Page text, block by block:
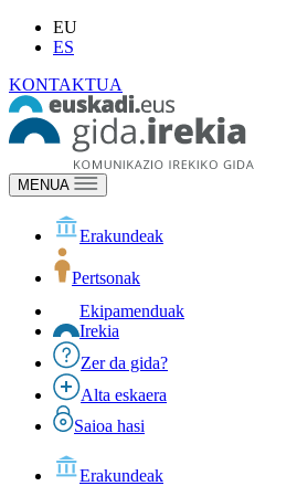
EU
ES
KONTAKTUA
MENUA
Erakundeak
Pertsonak
Ekipamenduak
Irekia
Zer da gida?
Alta eskaera
Saioa hasi
Erakundeak